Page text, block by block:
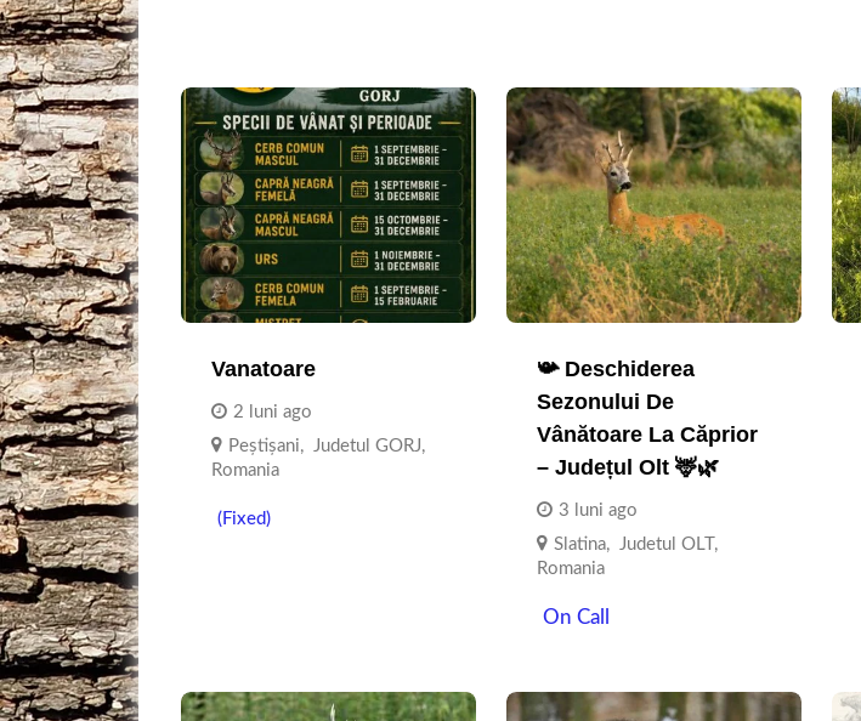
Vanatoare
2 luni ago
Peștișani, Judetul GORJ,
Romania
(Fixed)
📯 Deschiderea
Sezonului De
Vânătoare La Căprior
– Județul Olt 🦌🌿
3 luni ago
Slatina, Judetul OLT ,
Romania
On Call